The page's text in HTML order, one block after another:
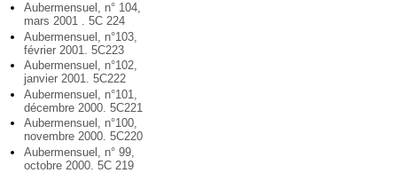
Aubermensuel, n° 104,
mars 2001 . 5C 224
Aubermensuel, n°103,
février 2001. 5C223
Aubermensuel, n°102,
janvier 2001. 5C222
Aubermensuel, n°101,
décembre 2000. 5C221
Aubermensuel, n°100,
novembre 2000. 5C220
Aubermensuel, n° 99,
octobre 2000. 5C 219